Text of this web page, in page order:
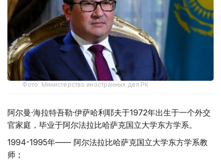
Фото: Министерство иностранных дел РК
阿尔曼·海拉特吾勒·伊萨哈利耶夫于1972年出生于一个外交
官家庭，毕业于阿尔法拉比哈萨克国立大学东方学系。
1994-1995年—— 阿尔法拉比哈萨克国立大学东方学系教
师；